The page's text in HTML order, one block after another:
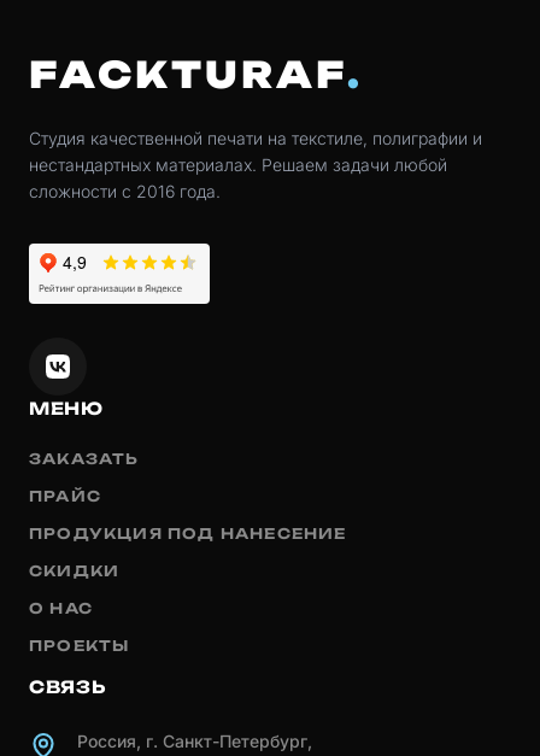
FACKTURAF
Студия качественной печати на текстиле, полиграфии и
нестандартных материалах. Решаем задачи любой
сложности с 2016 года.
МЕНЮ
ЗАКАЗАТЬ
ПРАЙС
ПРОДУКЦИЯ ПОД НАНЕСЕНИЕ
СКИДКИ
О НАС
ПРОЕКТЫ
СВЯЗЬ
Россия, г. Санкт-Петербург,